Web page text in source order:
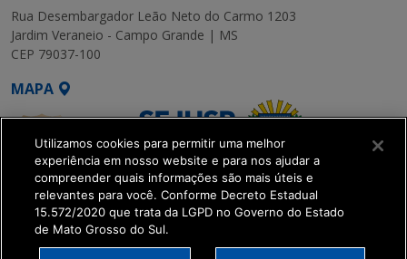
Rua Desembargador Leão Neto do Carmo 1203
Jardim Veraneio - Campo Grande | MS
CEP 79037-100
MAPA
SETDIG | Secretaria-
Executiva de
Utilizamos cookies para permitir uma melhor
experiência em nosso website e para nos ajudar a
compreender quais informações são mais úteis e
relevantes para você. Conforme Decreto Estadual
15.572/2020 que trata da LGPD no Governo do Estado
de Mato Grosso do Sul.